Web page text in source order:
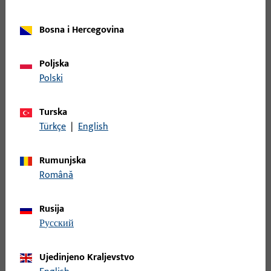
dubina 10 mm, ukupna duljina 227 mm, Položaj utora 12 mm,
dubina 10 mm, ukupna duljina 227 mm, Položaj utora 12 mm,
Dimenzija profila 24 x 3, Smjer otvaranja graničnik Desno
Ploča za hvatanje, ukupna širina 24 mm, ukupna visina /
Bosna i Hercegovina
Poljska
Polski
Turska
Türkçe | English
Rumunjska
Română
Rusija
русский
Ujedinjeno Kraljevstvo